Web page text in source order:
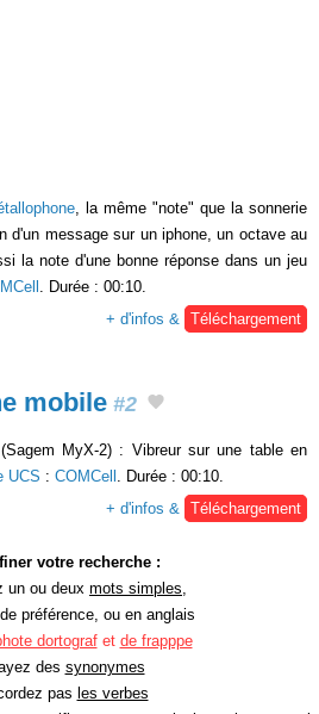
, la même "note" que la sonnerie
d'un message sur un iphone, un octave au
la note d'une bonne réponse dans un jeu
. Durée : 00:10.
+ d'infos &
Téléchargement
mobile #2
MyX-2) : Vibreur sur une table en
UCS : COMCell . Durée : 00:10.
+ d'infos & Téléchargement
votre recherche :
un ou deux mots simples,
de préférence, ou en anglais
dortografet de frapppe
des synonymes
pas les verbes